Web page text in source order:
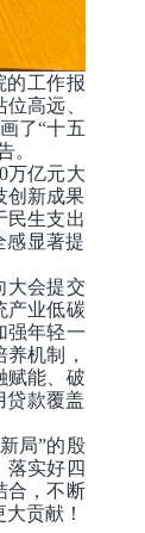
的工作报
高远、
了“十五
。
万亿元大
创新成果
民生支出
感显著提
大会提交
产业低碳
强年轻一
机制，
赋能、破
贷款覆盖
局”的殷
落实好四
合，不断
贡献！